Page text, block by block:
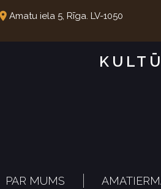
place Amatu iela 5, Rīga. LV-1050
PAR MUMS